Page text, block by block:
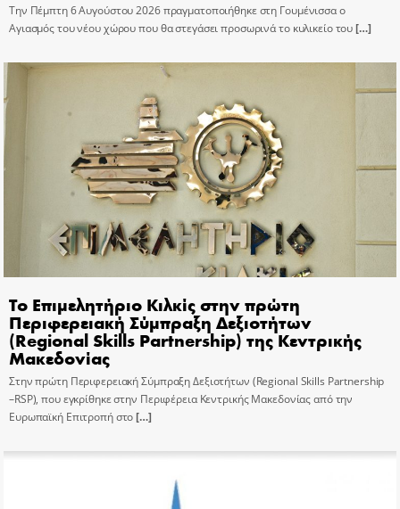
Την Πέμπτη 6 Αυγούστου 2026 πραγματοποιήθηκε στη Γουμένισσα ο
Αγιασμός του νέου χώρου που θα στεγάσει προσωρινά το κυλικείο του[…]
Το Επιμελητήριο Κιλκίς στην πρώτη
Περιφερειακή Σύμπραξη Δεξιοτήτων
(Regional Skills Partnership) της Κεντρικής
Μακεδονίας
Στην πρώτη Περιφερειακή Σύμπραξη Δεξιοτήτων (Regional Skills Partnership
–RSP), που εγκρίθηκε στην Περιφέρεια Κεντρικής Μακεδονίας από την
Ευρωπαϊκή Επιτροπή στο[…]